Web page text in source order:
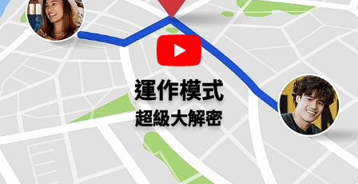
運作模式
超級大解密